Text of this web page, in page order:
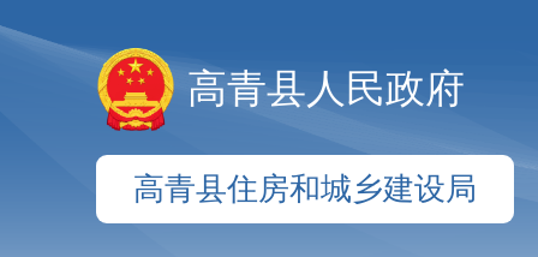
高青县人民政府
高青县住房和城乡建设局